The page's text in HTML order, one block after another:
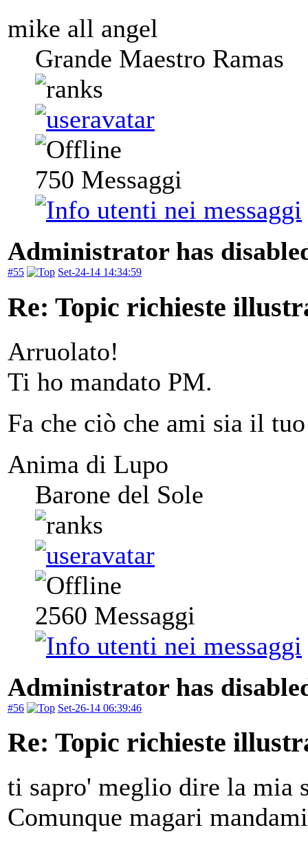
mike all angel
Grande Maestro Ramas
750 Messaggi
Administrator has
#55 Set-24-14 14:34:59
Re: Topic richieste
Arruolato!
Ti ho mandato PM.
Fa che ciò che ami sia il
Anima di Lupo
Barone del Sole
2560 Messaggi
Administrator has
#56 Set-26-14 06:39:46
Re: Topic richieste
ti sapro' meglio dire la mia
Comunque magari